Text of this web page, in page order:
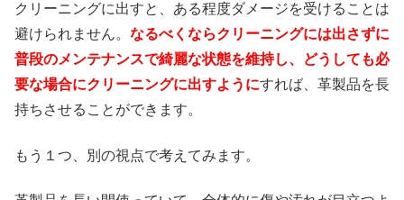
クリーニングに出すと、ある程度ダメージを受けることは
避けられません。 なるべくならクリーニングには出さずに
普段のメンテナンスで綺麗な状態を維持し、どうしても必
要な場合にクリーニングに出すようにすれば、革製品を長
持ちさせることができます。
もう１つ、別の視点で考えてみます。